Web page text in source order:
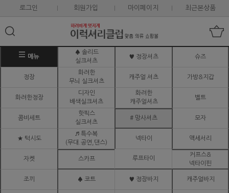
로그인 회원가입 마이페이지 최근본상품
메뉴
♠ 솔리드
실크셔츠
♥ 정장셔츠 슈즈
정장
화려한
무늬 실크셔츠
캐주얼 셔츠 가방&지갑
화려한정장
디자인
배색실크셔츠
화려한
캐주얼셔츠
벨트
콤비세트
핫픽스
실크셔츠
# 망사셔츠 모자
★ 턱시도
♬ 특수복
(무대.공연,댄스)
넥타이 액세서리
자켓 스카프 루프타이
커프스&
넥타이핀
조끼 ♠ 코트 ♥ 정장바지 캐주얼바지